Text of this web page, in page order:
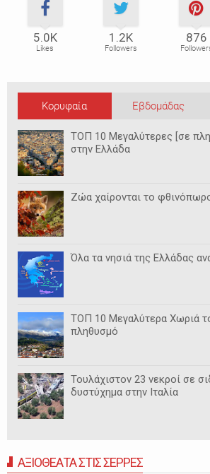
5.0Κ
Likes
1.2Κ
Followers
876
Κορυφαία Εβδομάδας
ΤΟΠ 10 Μεγαλύτερες [σε
στην Ελλάδα
Ζώα χαίρονται το
Όλα τα νησιά της Ελλάδας
ΤΟΠ 10 Μεγαλύτερα Χωριά
πληθυσμό
Τουλάχιστον 23 νεκροί σε
δυστύχημα στην Ιταλία
ΑΞΙΟΘΕΑΤΑ ΣΤΙΣ ΣΕΡΡΕΣ